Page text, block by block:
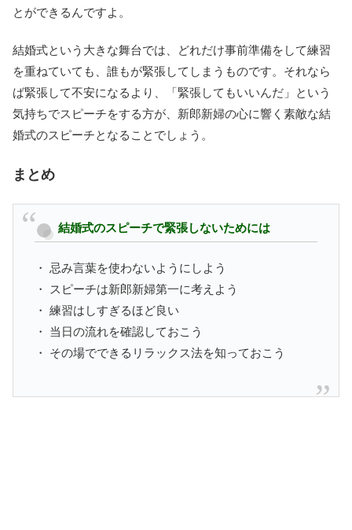
とができるんですよ。
結婚式という大きな舞台では、どれだけ事前準備をして練習
を重ねていても、誰もが緊張してしまうものです。それなら
ば緊張して不安になるより、「緊張してもいいんだ」という
気持ちでスピーチをする方が、新郎新婦の心に響く素敵な結
婚式のスピーチとなることでしょう。
まとめ
結婚式のスピーチで緊張しないためには
・ 忌み言葉を使わないようにしよう
・ スピーチは新郎新婦第一に考えよう
・ 練習はしすぎるほど良い
・ 当日の流れを確認しておこう
・ その場でできるリラックス法を知っておこう